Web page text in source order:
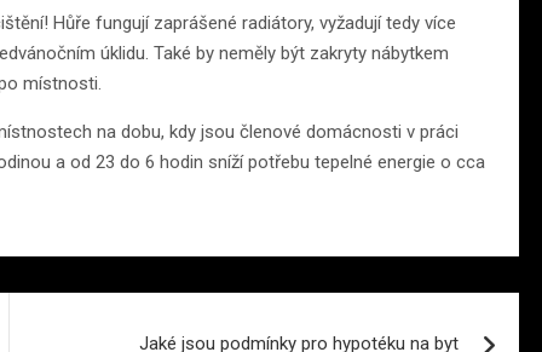
Hůře fungují zaprášené radiátory, vyžadují tedy více
úklidu. Také by neměly být zakryty nábytkem
místnosti.
na dobu, kdy jsou členové domácnosti v práci
a od 23 do 6 hodin sníží potřebu tepelné energie o cca
Jaké jsou podmínky pro hypotéku na byt